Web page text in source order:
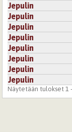
Jepulin
Jepulin
Jepulin
Jepulin
Jepulin
Jepulin
Jepulin
Jepulin
Näytetään tulokset 1